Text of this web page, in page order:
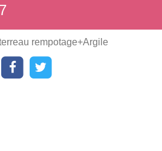
rempotage+Argile